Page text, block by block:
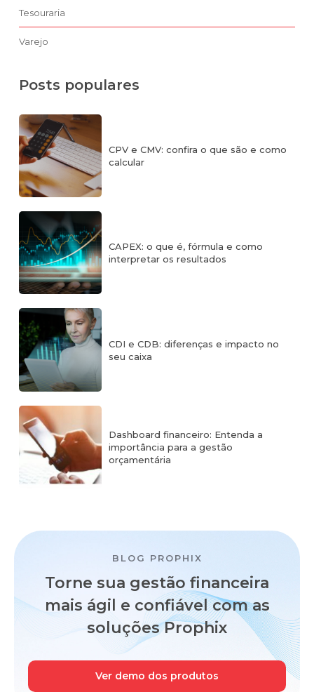
Tesouraria
Varejo
Posts populares
CPV e CMV: confira o que são e como
calcular
CAPEX: o que é, fórmula e como
interpretar os resultados
CDI e CDB: diferenças e impacto no
seu caixa
Dashboard financeiro: Entenda a
importância para a gestão
orçamentária
BLOG PROPHIX
Torne sua gestão financeira
mais ágil e confiávelcom as
soluções Prophix
Ver demo dos produtos